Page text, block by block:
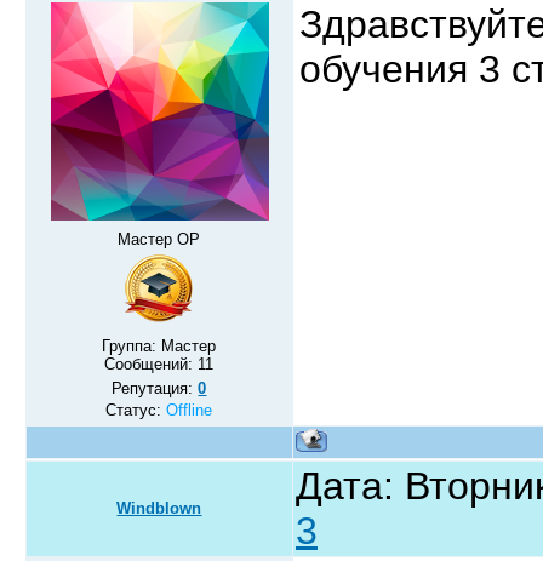
Мастер ОР
Группа: Мастер
Сообщений: 11
Репутация:0
Статус:Offline
обучения 3
Windblown
Дата:
3